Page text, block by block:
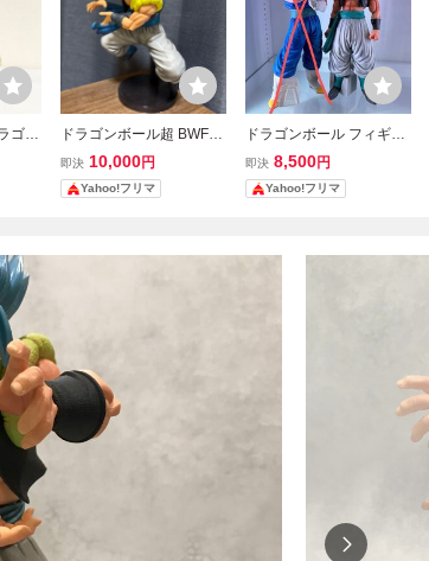
ゴン
ドラゴンボール超 BWFC
SMSP ゴジータ フィギュ
ア ゴジータブルー
即決 10,000円
Yahoo!フリマ
ドラゴンボール フィギュ
ア SMSP ゴジータ
即決 8,500円
Yahoo!フリマ